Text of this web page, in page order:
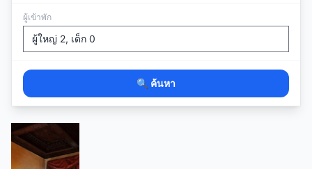
ผู้เข้าพัก
🔍 ค้นหา